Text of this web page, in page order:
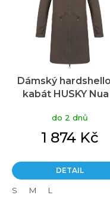
Dámský
kabát HUSKY Nua
do 2 dnů
1 874 Kč
DETAIL
S M L